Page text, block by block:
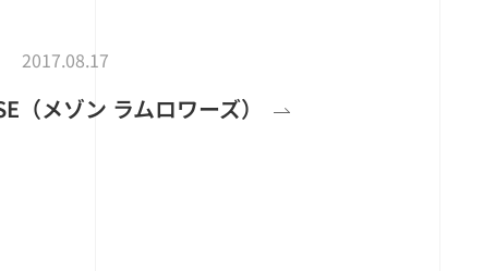
2017.08.17
（メゾン ラムロワーズ）